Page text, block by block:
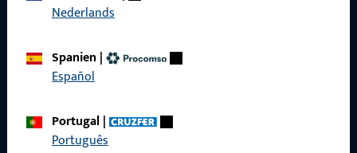
Nederlands
Spanien |
Español
Portugal|
Português
Schnelleinstieg